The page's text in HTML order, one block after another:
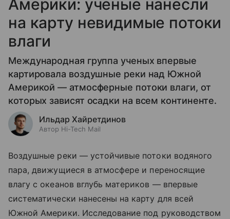
Америки: ученые нанесли
на карту невидимые потоки
влаги
Международная группа ученых впервые
картировала воздушные реки над Южной
Америкой — атмосферные потоки влаги, от
которых зависят осадки на всем континенте.
Ильдар Хайретдинов
Автор Hi-Tech Mail
Воздушные реки — устойчивые потоки водяного
пара, движущиеся в атмосфере и переносящие
влагу с океанов вглубь материков — впервые
систематически нанесены на карту для всей
Южной Америки. Исследование под руководством